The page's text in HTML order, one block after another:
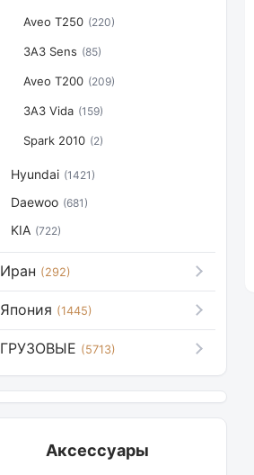
Aveo T250 (220)
ЗАЗ Sens (85)
Aveo T200 (209)
ЗАЗ Vida (159)
Spark 2010 (2)
Hyundai (1421)
Daewoo (681)
KIA (722)
Иран (292)
Япония (1445)
ГРУЗОВЫЕ (5713)
Аксессуары